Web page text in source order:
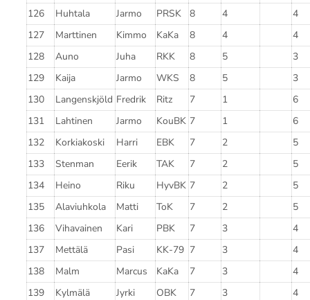
126
Huhtala Jarmo PRSK 8 4
4
127
Marttinen Kimmo KaKa 8 4
4
128
Auno Juha RKK 8 5
3
129
Kaija Jarmo WKS 8 5
3
130
Langenskjöld Fredrik Ritz 7 1
6
131
Lahtinen Jarmo KouBK 7 1
6
132
Korkiakoski Harri EBK 7 2
5
133
Stenman Eerik TAK 7 2
5
134
Heino Riku HyvBK 7 2
5
135
Alaviuhkola Matti ToK 7 2
5
136
Vihavainen Kari PBK 7 3
4
137
Mettälä Pasi KK-79 7 3
4
138
Malm Marcus KaKa 7 3
4
139
Kylmälä Jyrki OBK 7 3
4